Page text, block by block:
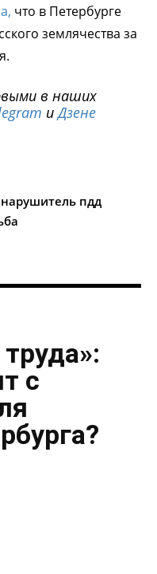
что в Петербурге
землячества за
в наших
иДзене
нарушитель пдд
с